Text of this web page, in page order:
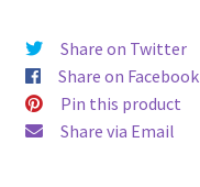
Phil
Foden
(Man
City)
Share on Twitter
Share on Facebook
Pin this product
Share via Email